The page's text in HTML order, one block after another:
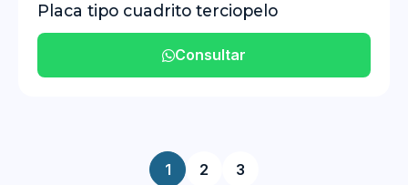
Placa tipo cuadrito terciopelo
Consultar
1 2 3